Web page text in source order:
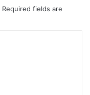
Required fields are